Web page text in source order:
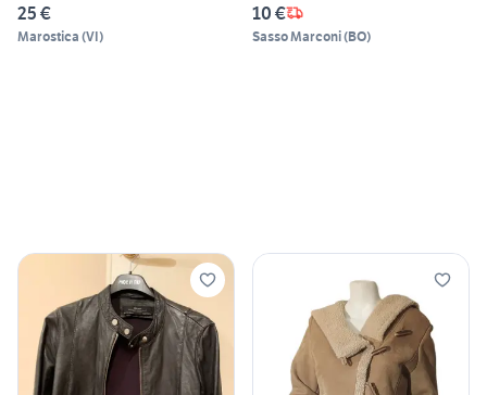
25 €
Marostica (VI)
10 €
Sasso Marconi(BO)